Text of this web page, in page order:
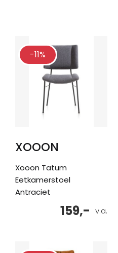
-11%
XOOON
Xooon Tatum
Eetkamerstoel
Antraciet
v.a.
159,-